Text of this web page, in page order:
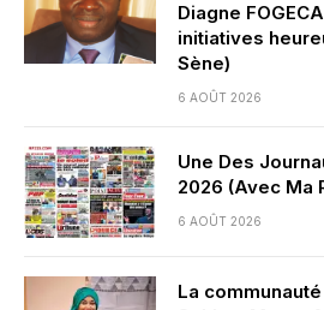
Diagne
initiatives
Sène)
6 AOÛT 2026
Une Des
2026 (Avec Ma
6 AOÛT 2026
La